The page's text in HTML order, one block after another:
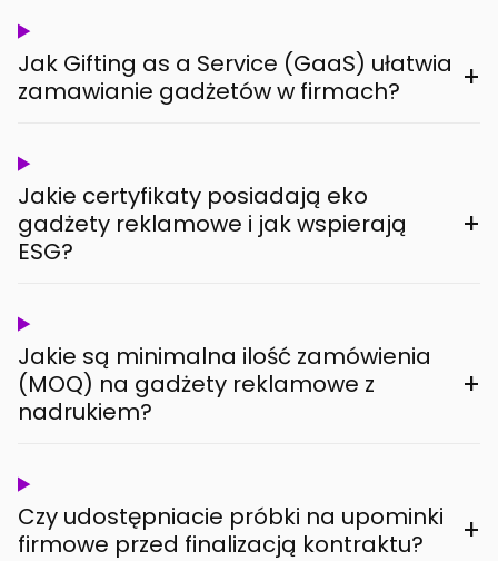
Jak Gifting as a Service (GaaS) ułatwia
zamawianie gadżetów w firmach?
+
Jakie certyfikaty posiadają eko
gadżety reklamowe i jak wspierają
ESG?
+
Jakie są minimalna ilość zamówienia
(MOQ) na gadżety reklamowe z
nadrukiem?
+
Czy udostępniacie próbki na upominki
firmowe przed finalizacją kontraktu?
+